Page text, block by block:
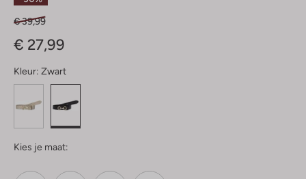
€ 39,99
€ 27,99
Kleur: Zwart
Kies je maat: